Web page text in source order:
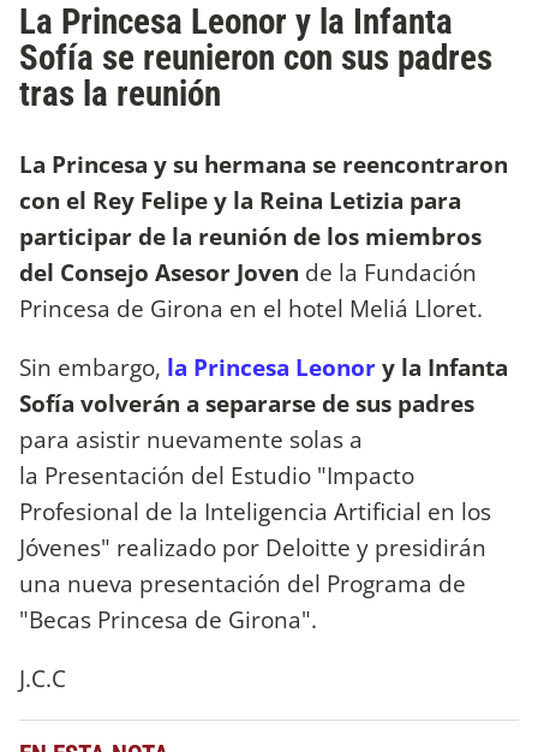
La Princesa Leonor y la Infanta
Sofía se reunieron con sus padres
tras la reunión
La Princesa y su hermana se reencontraron
con el Rey Felipe y la Reina Letizia para
participar de la reunión de los miembros
del Consejo Asesor Joven de la Fundación
Princesa de Girona en el hotel Meliá Lloret.
Sin embargo, la Princesa Leonory la Infanta
Sofía volverán a separarse de sus padres
para asistir nuevamente solas a
la Presentación del Estudio "Impacto
Profesional de la Inteligencia Artificial en los
Jóvenes" realizado por Deloitte y presidirán
una nueva presentación del Programa de
"Becas Princesa de Girona".
J.C.C